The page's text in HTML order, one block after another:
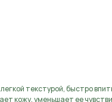
текстурой, быстро
кожу, уменьшает ее